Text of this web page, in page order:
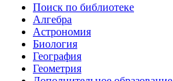
Поиск по библиотеке
Алгебра
Астрономия
Биология
География
Геометрия